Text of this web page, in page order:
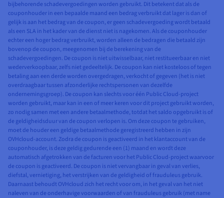
bijbehorende schadevergoedingen worden gebruikt. Dit betekent dat als de
couponhouder in een bepaalde maand een bedrag verbruikt dat lager is dan of
gelijk is aan het bedrag van de coupon, er geen schadevergoeding wordt betaald
als een SLA in het kader van de dienst niet is nagekomen. Als de couponhouder
echter een hoger bedrag verbruikt, worden alleen de bedragen die betaald zijn
bovenop de coupon, meegenomen bij de berekening van de
schadevergoedingen. De coupon is niet uitwisselbaar, niet restitueerbaar en niet
wederverkoopbaar, zelfs niet gedeeltelijk. De coupon kan niet kosteloos of tegen
betaling aan een derde worden overgedragen, verkocht of gegeven (het is niet
overdraagbaar tussen afzonderlijke rechtspersonen van dezelfde
ondernemingsgroep). De coupon kan slechts voor één Public Cloud-project
worden gebruikt, maar kan in een of meer keren voor dit project gebruikt worden,
zo nodig samen met een andere betaalmethode, totdat het saldo opgebruikt is of
de geldigheidsduur van de coupon verlopen is. Om deze coupon te gebruiken,
moet de houder een geldige betaalmethode geregistreerd hebben in zijn
OVHcloud-account. Zodra de coupon is geactiveerd in het klantaccount van de
couponhouder, is deze geldig gedurende een (1) maand en wordt deze
automatisch afgetrokken van de facturen voor het Public Cloud-project waarvoor
de coupon is geactiveerd. De coupon is niet vervangbaar in geval van verlies,
diefstal, vernietiging, het verstrijken van de geldigheid of frauduleus gebruik.
Daarnaast behoudt OVHcloud zich het recht voor om, in het geval van het niet
naleven van de onderhavige voorwaarden of van frauduleus gebruik (met name